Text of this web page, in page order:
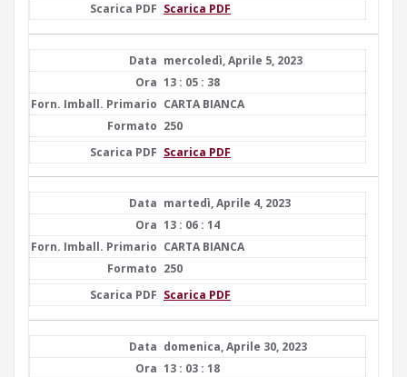
Scarica PDF
mercoledì, Aprile 5, 2023
13 : 05 : 38
CARTA BIANCA
250
Scarica PDF
martedì, Aprile 4, 2023
13 : 06 : 14
CARTA BIANCA
250
Scarica PDF
domenica, Aprile 30, 2023
13 : 03 : 18